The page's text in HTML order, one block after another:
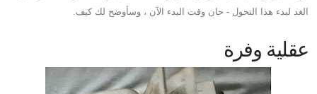
الغد لبدء هذا التحول - حان وقت البدء الآن ، وسأوضح لك كيف.
عقلية وفرة